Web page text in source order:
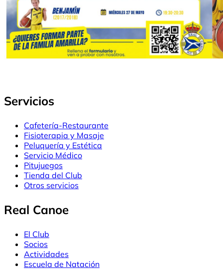
Servicios
Cafetería-Restaurante
Fisioterapia y Masaje
Peluquería y Estética
Servicio Médico
Pitujuegos
Tienda del Club
Otros servicios
Real Canoe
El Club
Socios
Actividades
Escuela de Natación